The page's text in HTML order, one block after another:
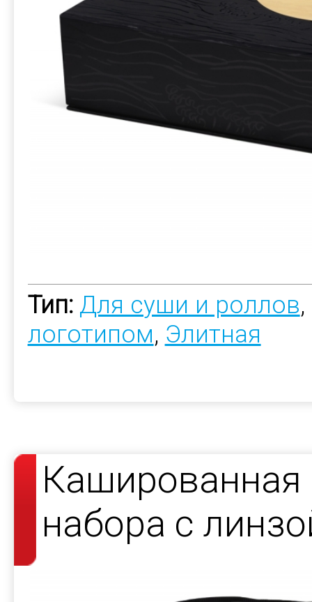
Тип: Для суши и роллов,
логотипом, Элитная
Кашированная
набора с